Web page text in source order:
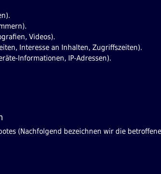
Videos).
Interesse an Inhalten, Zugriffszeiten).
Informationen, IP-Adressen).
(Nachfolgend bezeichnen wir die